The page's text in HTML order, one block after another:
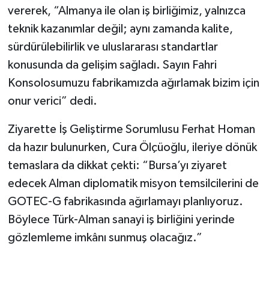
vererek, “Almanya ile olan iş birliğimiz, yalnızca
teknik kazanımlar değil; aynı zamanda kalite,
sürdürülebilirlik ve uluslararası standartlar
konusunda da gelişim sağladı. Sayın Fahri
Konsolosumuzu fabrikamızda ağırlamak bizim için
onur verici” dedi.
Ziyarette İş Geliştirme Sorumlusu Ferhat Homan
da hazır bulunurken, Cura Ölçüoğlu, ileriye dönük
temaslara da dikkat çekti: “Bursa’yı ziyaret
edecek Alman diplomatik misyon temsilcilerini de
GOTEC-G fabrikasında ağırlamayı planlıyoruz.
Böylece Türk-Alman sanayi iş birliğini yerinde
gözlemleme imkânı sunmuş olacağız.”